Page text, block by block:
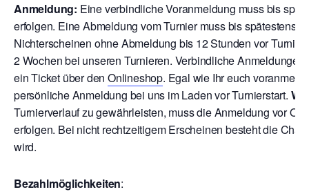
Anmeldung: Eine verbindliche Voranmeldung muss bis
erfolgen. Eine Abmeldung vom Turnier muss bis spätestens
Nichterscheinen ohne Abmeldung bis 12 Stunden vor
2 Wochen bei unseren Turnieren. Verbindliche Anmeldungen
ein Ticket über denOnlineshop. Egal wie Ihr euch
persönliche Anmeldung bei uns im Laden vor Turnierstart.
Turnierverlauf zu gewährleisten, muss die Anmeldung vor
erfolgen. Bei nicht rechtzeitigem Erscheinen besteht die
wird.
Bezahlmöglichkeiten: